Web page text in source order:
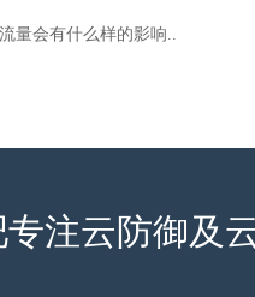
量会有什么样的影响..
注云防御及